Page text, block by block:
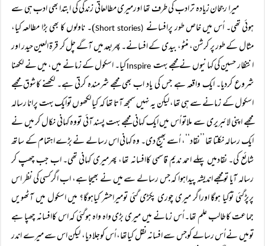
میرا رجحان زیادہ تر ادب کی طرف تھا اورمیری مطالعاتی زندگی کی ابتدا بھی ادب ہی سے
ہوئی تھی۔ اُس میں خاص طور پرافسانے (
Short stories)۔ ناولوں کا بھی بڑا مطالعہ کیا،
مثال کے طور پر کرشن، منٹو، بیدی کے افسانے۔ پھربعد میں آگے چل کر قرۃ العین حیدر اور
انتظار حسین کی کہانیوں نے مجھے بہت
کیا۔ اسکول کے زمانے میں، میں نے لکھنا
شروع کردیا۔ ایک واقعہ ہے جس کی یاد اب بھی مجھے شرمندہ کرتی ہے۔ لکھنے کاشوق مجھے
اسکول کے زمانے سے ہی تھا، لیکن یہ نہیں سمجھ آتا تھا کہ کیا لکھو ں توایک بہت پرانا رسالہ
مجھے اپنی لائبریری سے ملاتو اُس میں ایک کہانی مجھے بہت پسند آئی تووہ کہانی نکال کر میں نے
ایک رسالہ نکلتا تھا ’’نقاد‘‘، اُسے بھیج دی۔ وہ کہانی اس رسالے نے بڑے اہتمام کے ساتھ
شائع کی۔ نقادمیں پہلے احمد ندیم قاسمی کاافسانہ تھا، پھرمیری کہانی تھی۔ اب جب چھپ کر
رسالہ آیا تومجھے اندیشہ پیداہوا کہ جس رسالے سے میں نے بھیجا ہے، اب اگرکسی کی نظر اس
پرپڑگئی توکیا ہوگا اوراگر میری چوری پکڑی گئی تومیراحشر کیاہوگا؟ میں اسکول میں آٹھویں
جماعت کاطالب علم تھا۔ اُس زمانے میں میری بڑی واہ واہ ہوگئی کہ اس کاافسانہ چھپا ہے
تومیں نے اُس رسالے کوجس سے افسانہ نقل کیاتھا، اُس کوجلا دیا، لیکن اس سے میرے اندر